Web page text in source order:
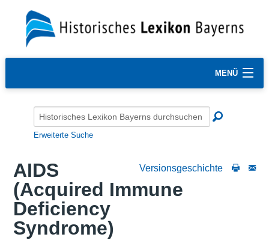
MENÜ
Erweiterte Suche
Versionsgeschichte
AIDS
(Acquired Immune
Deficiency
Syndrome)